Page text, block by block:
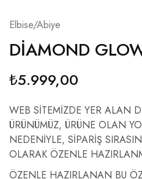
Elbise/Abiye
DİAMOND
₺5.999,00
WEB SİTEMİZDE YER ALAN
ÜRÜNÜMÜZ, ÜRÜNE OLAN
NEDENİYLE, SİPARİŞ
OLARAK ÖZENLE
ÖZENLE HAZIRLANAN BU